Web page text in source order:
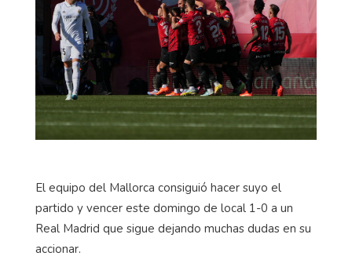
El equipo del Mallorca consiguió hacer suyo el
partido y vencer este domingo de local 1-0 a un
Real Madrid que sigue dejando muchas dudas en su
accionar.